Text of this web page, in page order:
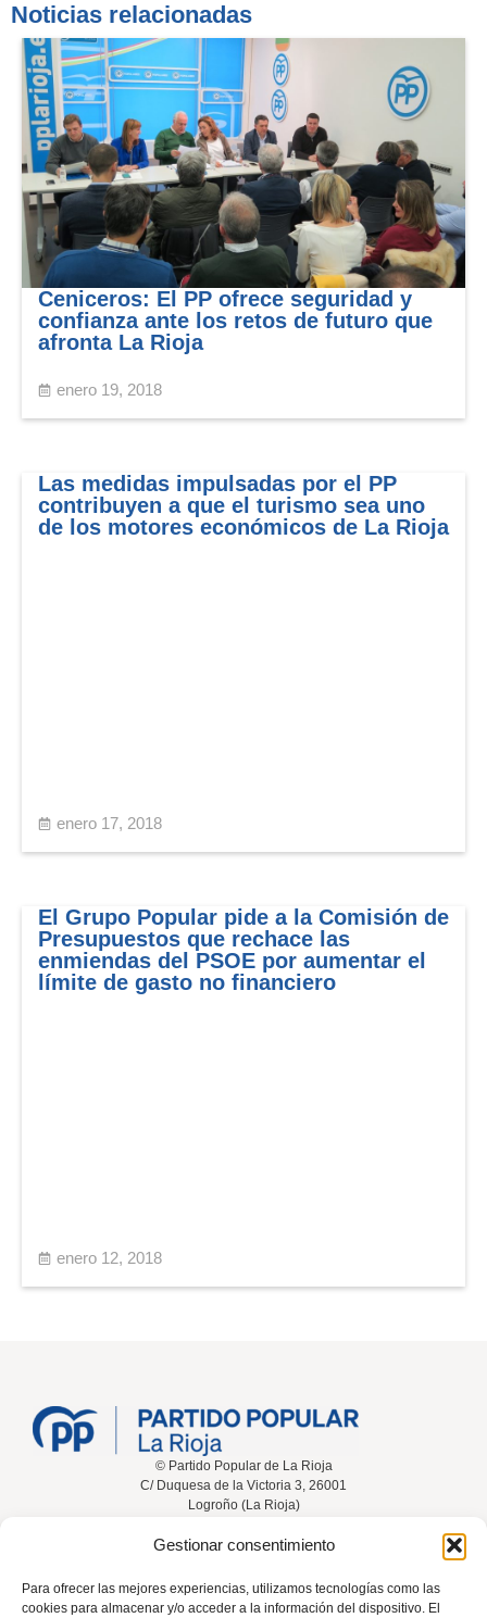
Gestionar consentimiento
Para ofrecer las mejores experiencias, utilizamos tecnologías como las
cookies para almacenar y/o acceder a la información del dispositivo. El
Noticias relacionadas
Ceniceros: El PP ofrece seguridad y
confianza ante los retos de futuro que
afronta La Rioja
enero 19, 2018
Las medidas impulsadas por el PP
contribuyen a que el turismo sea uno
de los motores económicos de La Rioja
enero 17, 2018
El Grupo Popular pide a la Comisión de
Presupuestos que rechace las
enmiendas del PSOE por aumentar el
límite de gasto no financiero
enero 12, 2018
© Partido Popular de La Rioja
C/ Duquesa de la Victoria 3, 26001
Logroño (La Rioja)